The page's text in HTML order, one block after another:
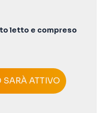
letto e compreso